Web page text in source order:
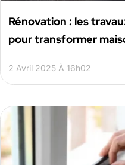
Rénovation : les
pour transformer
2 Avril 2025 À 16h02